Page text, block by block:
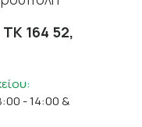
164 52,
- 14:00 &